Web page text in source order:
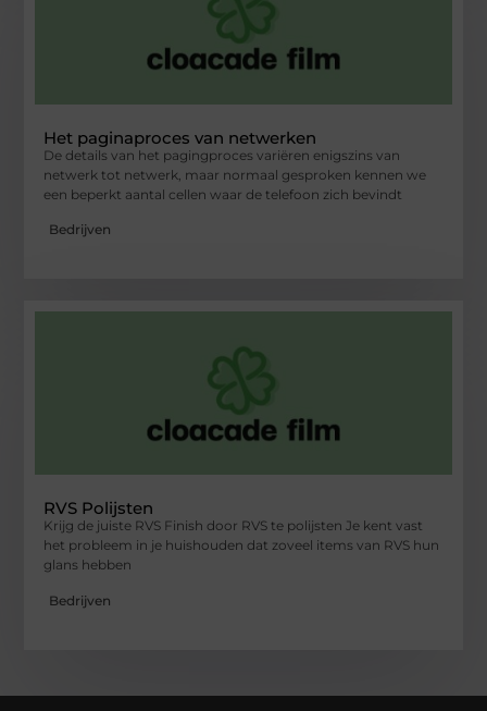
Het paginaproces van netwerken
De details van het pagingproces variëren enigszins van
netwerk tot netwerk, maar normaal gesproken kennen we
een beperkt aantal cellen waar de telefoon zich bevindt
Bedrijven
RVS Polijsten
Krijg de juiste RVS Finish door RVS te polijsten Je kent vast
het probleem in je huishouden dat zoveel items van RVS hun
glans hebben
Bedrijven